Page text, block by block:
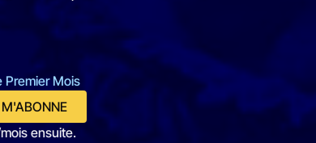
Premier Mois
ensuite.